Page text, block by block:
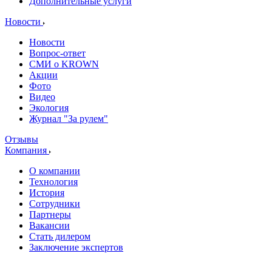
Новости
Новости
Вопрос-ответ
СМИ о KROWN
Акции
Фото
Видео
Экология
Журнал "За рулем"
Отзывы
Компания
О компании
Технология
История
Сотрудники
Партнеры
Вакансии
Стать дилером
Заключение экспертов